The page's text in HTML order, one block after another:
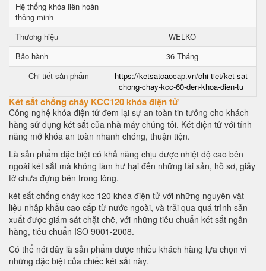
Hệ thống khóa liên hoàn
thông minh
Thương hiệu
WELKO
Bảo hành
36 Tháng
Chi tiết sản phẩm
https://ketsatcaocap.vn/chi-tiet/ket-sat-
chong-chay-kcc-60-den-khoa-dien-tu
Két sắt chống cháy KCC120 khóa điện tử
Công nghệ khóa điện tử đem lại sự an toàn tin tưởng cho khách
hàng sử dụng két sắt của nhà máy chúng tôi. Két điện tử với tính
năng mở khóa an toàn nhanh chóng, thuận tiện.
Là sản phẩm đặc biệt có khả năng chịu được nhiệt độ cao bên
ngoài két sắt mà không làm hư hại đến những tài sản, hồ sơ, giấy
tờ chưa đựng bên trong lòng.
két sắt chống cháy kcc 120 khóa điện tử với những nguyên vật
liệu nhập khẩu cao cấp từ nước ngoài, và trải qua quá trình sản
xuất được giám sát chặt chẽ, với những tiêu chuẩn két sắt ngân
hàng, tiêu chuẩn ISO 9001-2008.
Có thể nói đây là sản phẩm được nhiều khách hàng lựa chọn vì
những đặc biệt của chiếc két sắt này.